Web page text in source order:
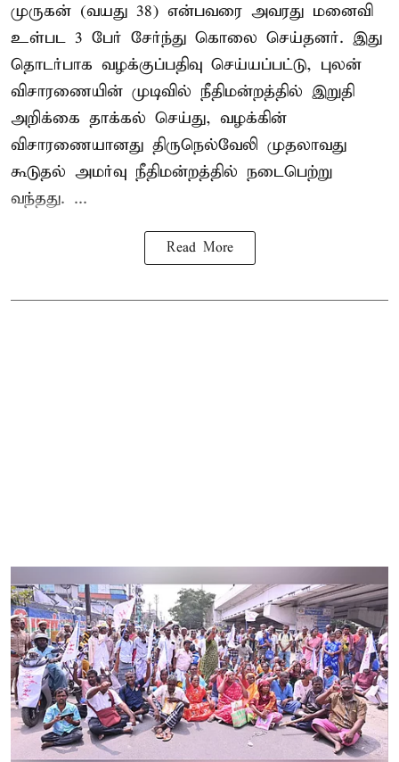
முருகன் (வயது 38) என்பவரை அவரது மனைவி
உள்பட 3 பேர் சேர்ந்து கொலை செய்தனர். இது
தொடர்பாக வழக்குப்பதிவு செய்யப்பட்டு, புலன்
விசாரணையின் முடிவில் நீதிமன்றத்தில் இறுதி
அறிக்கை தாக்கல் செய்து, வழக்கின்
விசாரணையானது திருநெல்வேலி முதலாவது
கூடுதல் அமர்வு நீதிமன்றத்தில் நடைபெற்று
வந்தது. ...
Read More